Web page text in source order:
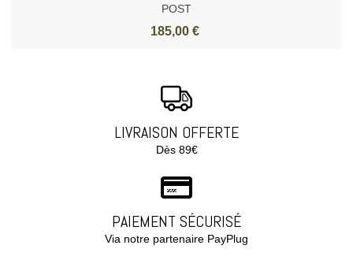
POST
185,00 €
LIVRAISON OFFERTE
Dès 89€
PAIEMENT SÉCURISÉ
Via notre partenaire PayPlug